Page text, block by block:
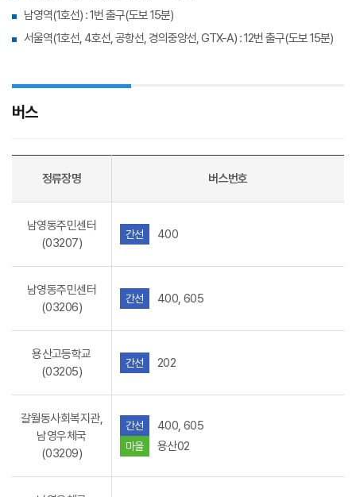
남영역(1호선) : 1번 출구(도보 15분)
서울역(1호선, 4호선, 공항선, 경의중앙선, GTX-A) : 12번 출구(도보 15분)
버스
정류장명 버스번호
남영동주민센터
(03207)
간선 400
남영동주민센터
(03206)
간선 400, 605
용산고등학교
(03205)
간선 202
갈월동사회복지관,
남영우체국
(03209)
간선 400, 605
마을 용산02